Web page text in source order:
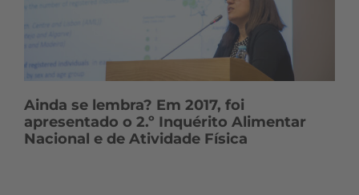
Ainda se lembra? Em 2017, foi
apresentado o 2.º Inquérito Alimentar
Nacional e de Atividade Física